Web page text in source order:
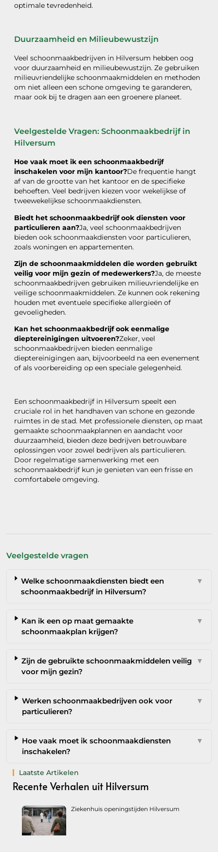
optimale tevredenheid.
Duurzaamheid en Milieubewustzijn
Veel schoonmaakbedrijven in Hilversum hebben oog
voor duurzaamheid en milieubewustzijn. Ze gebruiken
milieuvriendelijke schoonmaakmiddelen en methoden
om niet alleen een schone omgeving te garanderen,
maar ook bij te dragen aan een groenere planeet.
Veelgestelde Vragen: Schoonmaakbedrijf in
Hilversum
Hoe vaak moet ik een schoonmaakbedrijf
inschakelen voor mijn kantoor?De frequentie hangt
af van de grootte van het kantoor en de specifieke
behoeften. Veel bedrijven kiezen voor wekelijkse of
tweewekelijkse schoonmaakdiensten.
Biedt het schoonmaakbedrijf ook diensten voor
particulieren aan?Ja, veel schoonmaakbedrijven
bieden ook schoonmaakdiensten voor particulieren,
zoals woningen en appartementen.
Zijn de schoonmaakmiddelen die worden gebruikt
veilig voor mijn gezin of medewerkers?Ja, de meeste
schoonmaakbedrijven gebruiken milieuvriendelijke en
veilige schoonmaakmiddelen. Ze kunnen ook rekening
houden met eventuele specifieke allergieën of
gevoeligheden.
Kan het schoonmaakbedrijf ook eenmalige
dieptereinigingen uitvoeren?Zeker, veel
schoonmaakbedrijven bieden eenmalige
dieptereinigingen aan, bijvoorbeeld na een evenement
of als voorbereiding op een speciale gelegenheid.
Een schoonmaakbedrijf in Hilversum speelt een
cruciale rol in het handhaven van schone en gezonde
ruimtes in de stad. Met professionele diensten, op maat
gemaakte schoonmaakplannen en aandacht voor
duurzaamheid, bieden deze bedrijven betrouwbare
oplossingen voor zowel bedrijven als particulieren.
Door regelmatige samenwerking met een
schoonmaakbedrijf kun je genieten van een frisse en
comfortabele omgeving.
Veelgestelde vragen
Welke schoonmaakdiensten biedt een
schoonmaakbedrijf in Hilversum?
▼
Kan ik een op maat gemaakte
schoonmaakplan krijgen?
▼
Zijn de gebruikte schoonmaakmiddelen veilig
voor mijn gezin?
▼
Werken schoonmaakbedrijven ook voor
particulieren?
▼
Hoe vaak moet ik schoonmaakdiensten
inschakelen?
▼
Laatste Artikelen
Recente Verhalen uit Hilversum
Ziekenhuis openingstijden Hilversum